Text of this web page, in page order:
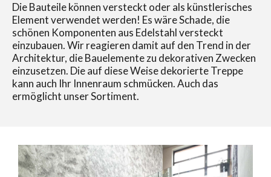
Die Bauteile können versteckt oder als künstlerisches
Element verwendet werden! Es wäre Schade, die
schönen Komponenten aus Edelstahl versteckt
einzubauen. Wir reagieren damit auf den Trend in der
Architektur, die Bauelemente zu dekorativen Zwecken
einzusetzen. Die auf diese Weise dekorierte Treppe
kann auch Ihr Innenraum schmücken. Auch das
ermöglicht unser Sortiment.